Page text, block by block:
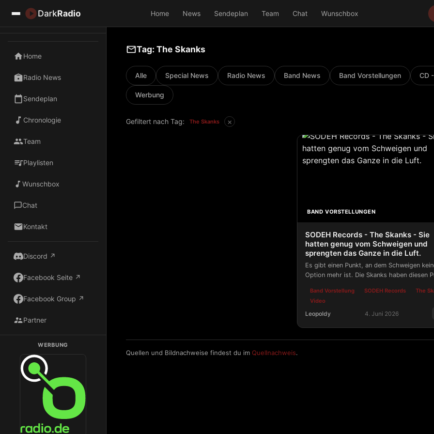
DarkRadio Home News Sendeplan Team Chat Wunschbox
Home
Radio News
Sendeplan
Chronologie
Team
Playlisten
Wunschbox
Chat
Kontakt
Discord ↗
Facebook Seite ↗
Facebook Group ↗
Partner
WERBUNG
Dark Radio auf Radio.de hören
Tag: The Skanks
Alle Special News Radio News Band News Band Vorstellungen CD
Werbung
Gefiltert nach Tag: The Skanks ×
BAND VORSTELLUNGEN
SODEH Records - The Skanks - Sie
hatten genug vom Schweigen und
sprengten das Ganze in die Luft.
Es gibt einen Punkt, an dem Schweigen
Option mehr ist. Die Skanks haben diesen
Seite herauskam.
Band Vorstellung SODEH Records
The
Video
Leopoldy 4. Juni 2026
Quellen und Bildnachweise findest du im Quellnachweis.